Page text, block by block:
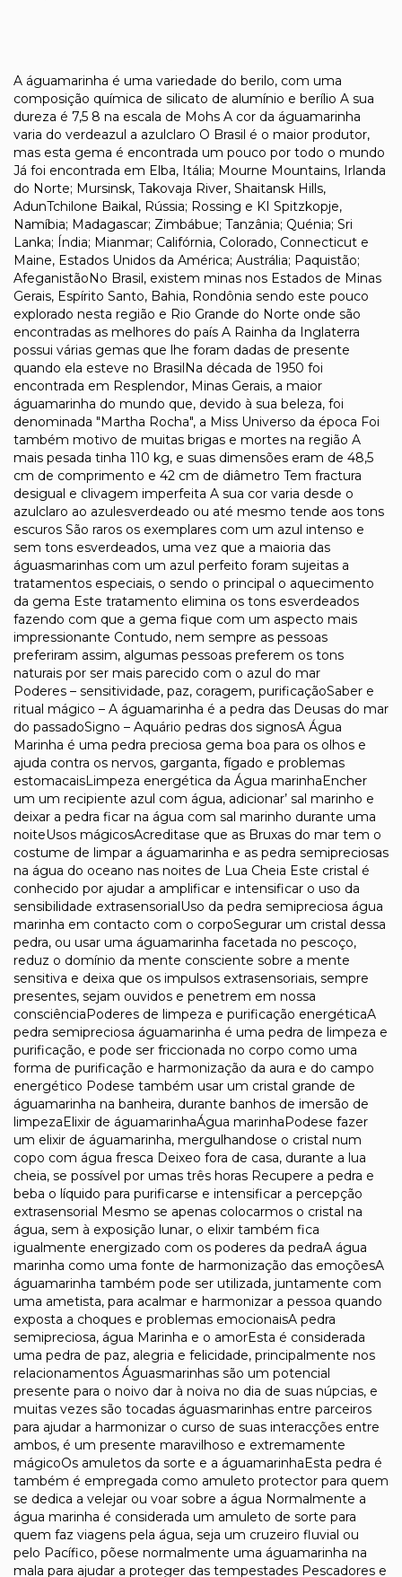
A águamarinha é uma variedade do berilo, com uma
composição química de silicato de alumínio e berílio A sua
dureza é 7,5 8 na escala de Mohs A cor da águamarinha
varia do verdeazul a azulclaro O Brasil é o maior produtor,
mas esta gema é encontrada um pouco por todo o mundo
Já foi encontrada em Elba, Itália; Mourne Mountains, Irlanda
do Norte; Mursinsk, Takovaja River, Shaitansk Hills,
AdunTchilone Baikal, Rússia; Rossing e KI Spitzkopje,
Namíbia; Madagascar; Zimbábue; Tanzânia; Quénia; Sri
Lanka; Índia; Mianmar; Califórnia, Colorado, Connecticut e
Maine, Estados Unidos da América; Austrália; Paquistão;
AfeganistãoNo Brasil, existem minas nos Estados de Minas
Gerais, Espírito Santo, Bahia, Rondônia sendo este pouco
explorado nesta região e Rio Grande do Norte onde são
encontradas as melhores do país A Rainha da Inglaterra
possui várias gemas que lhe foram dadas de presente
quando ela esteve no BrasilNa década de 1950 foi
encontrada em Resplendor, Minas Gerais, a maior
águamarinha do mundo que, devido à sua beleza, foi
denominada "Martha Rocha", a Miss Universo da época Foi
também motivo de muitas brigas e mortes na região A
mais pesada tinha 110 kg, e suas dimensões eram de 48,5
cm de comprimento e 42 cm de diâmetro Tem fractura
desigual e clivagem imperfeita A sua cor varia desde o
azulclaro ao azulesverdeado ou até mesmo tende aos tons
escuros São raros os exemplares com um azul intenso e
sem tons esverdeados, uma vez que a maioria das
águasmarinhas com um azul perfeito foram sujeitas a
tratamentos especiais, o sendo o principal o aquecimento
da gema Este tratamento elimina os tons esverdeados
fazendo com que a gema fique com um aspecto mais
impressionante Contudo, nem sempre as pessoas
preferiram assim, algumas pessoas preferem os tons
naturais por ser mais parecido com o azul do mar
Poderes – sensitividade, paz, coragem, purificaçãoSaber e
ritual mágico – A águamarinha é a pedra das Deusas do mar
do passadoSigno – Aquário pedras dos signosA Água
Marinha é uma pedra preciosa gema boa para os olhos e
ajuda contra os nervos, garganta, fígado e problemas
estomacaisLimpeza energética da Água marinhaEncher
um um recipiente azul com água, adicionar’ sal marinho e
deixar a pedra ficar na água com sal marinho durante uma
noiteUsos mágicosAcreditase que as Bruxas do mar tem o
costume de limpar a águamarinha e as pedra semipreciosas
na água do oceano nas noites de Lua Cheia Este cristal é
conhecido por ajudar a amplificar e intensificar o uso da
sensibilidade extrasensorialUso da pedra semipreciosa água
marinha em contacto com o corpoSegurar um cristal dessa
pedra, ou usar uma águamarinha facetada no pescoço,
reduz o domínio da mente consciente sobre a mente
sensitiva e deixa que os impulsos extrasensoriais, sempre
presentes, sejam ouvidos e penetrem em nossa
consciênciaPoderes de limpeza e purificação energéticaA
pedra semipreciosa águamarinha é uma pedra de limpeza e
purificação, e pode ser friccionada no corpo como uma
forma de purificação e harmonização da aura e do campo
energético Podese também usar um cristal grande de
águamarinha na banheira, durante banhos de imersão de
limpezaElixir de águamarinhaÁgua marinhaPodese fazer
um elixir de águamarinha, mergulhandose o cristal num
copo com água fresca Deixeo fora de casa, durante a lua
cheia, se possível por umas três horas Recupere a pedra e
beba o líquido para purificarse e intensificar a percepção
extrasensorial Mesmo se apenas colocarmos o cristal na
água, sem à exposição lunar, o elixir também fica
igualmente energizado com os poderes da pedraA água
marinha como uma fonte de harmonização das emoçõesA
águamarinha também pode ser utilizada, juntamente com
uma ametista, para acalmar e harmonizar a pessoa quando
exposta a choques e problemas emocionaisA pedra
semipreciosa, água Marinha e o amorEsta é considerada
uma pedra de paz, alegria e felicidade, principalmente nos
relacionamentos Águasmarinhas são um potencial
presente para o noivo dar à noiva no dia de suas núpcias, e
muitas vezes são tocadas águasmarinhas entre parceiros
para ajudar a harmonizar o curso de suas interacções entre
ambos, é um presente maravilhoso e extremamente
mágicoOs amuletos da sorte e a águamarinhaEsta pedra é
também é empregada como amuleto protector para quem
se dedica a velejar ou voar sobre a água Normalmente a
água marinha é considerada um amuleto de sorte para
quem faz viagens pela água, seja um cruzeiro fluvial ou
pelo Pacífico, põese normalmente uma águamarinha na
mala para ajudar a proteger das tempestades Pescadores e